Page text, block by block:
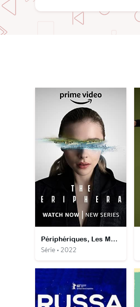
Périphériques, Les Mondes De Flynne
Série • 2022